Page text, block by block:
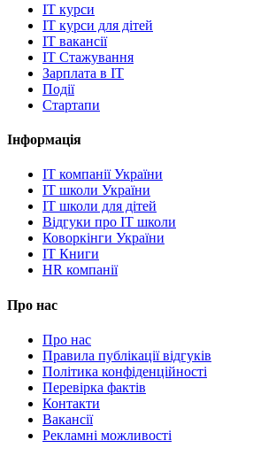
IT курси
IT курси для дітей
IT вакансії
IT Стажування
Зарплата в IT
Події
Стартапи
Інформація
IT компанії України
IT школи України
IT школи для дітей
Відгуки про IT школи
Коворкінги України
IT Книги
HR компанії
Про нас
Про нас
Правила публікації відгуків
Політика конфіденційності
Перевірка фактів
Контакти
Вакансії
Рекламні можливості